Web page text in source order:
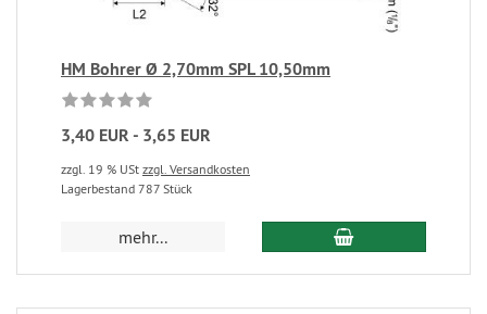
HM Bohrer Ø 2,70mm SPL 10,50mm
3,40 EUR - 3,65 EUR
zzgl. 19 % USt zzgl. Versandkosten
Lagerbestand 787 Stück
mehr...